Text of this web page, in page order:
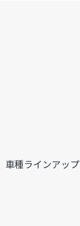
車種ラインアップ